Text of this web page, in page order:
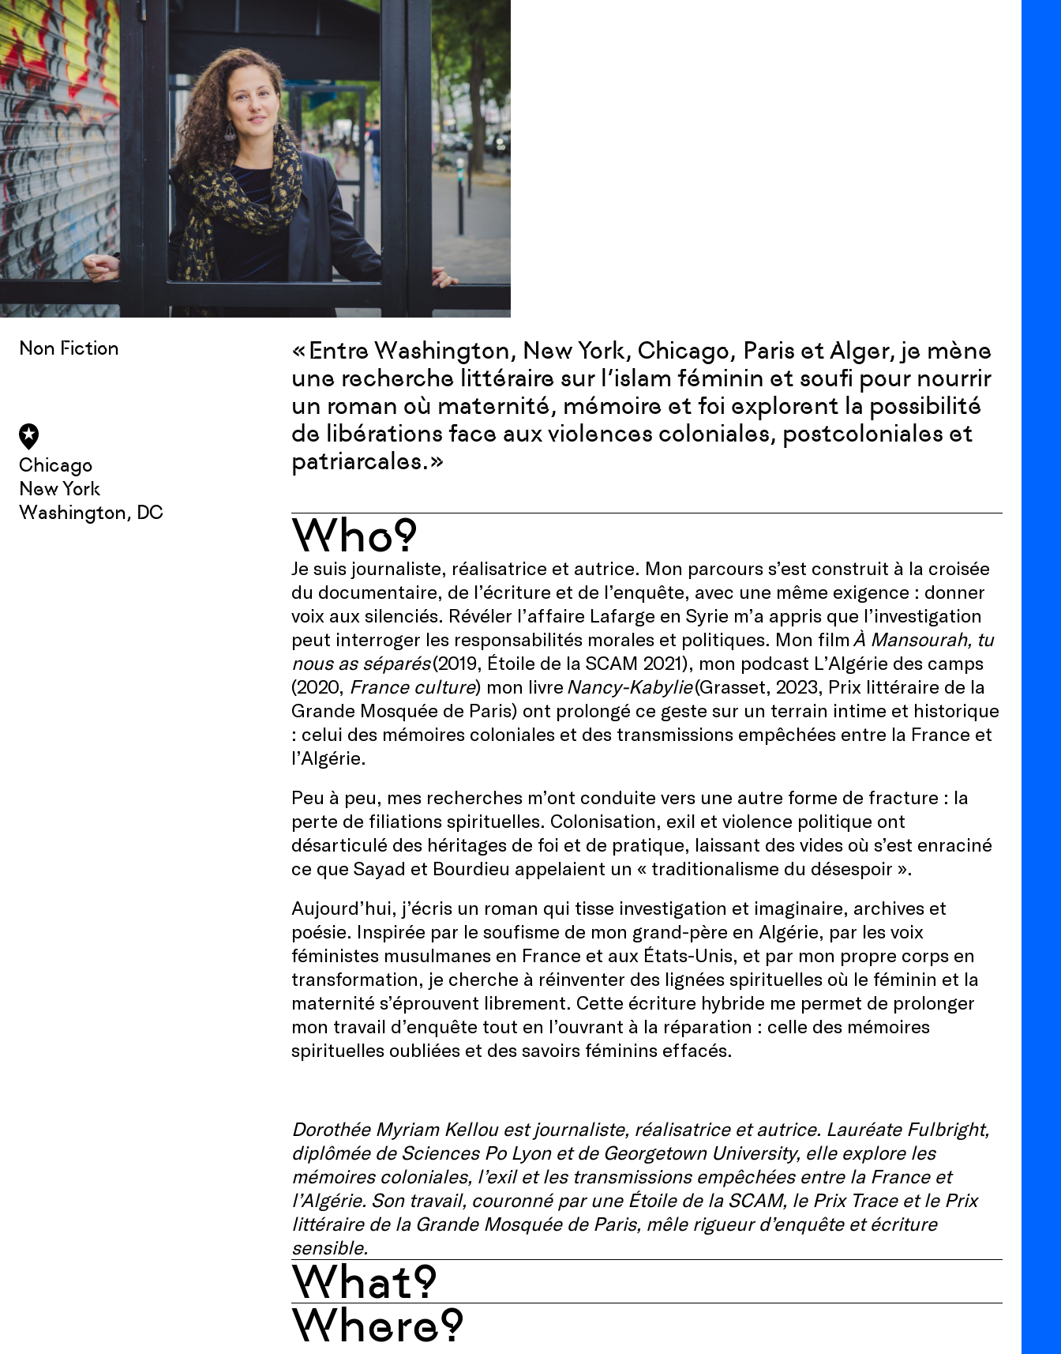
Non Fiction
Chicago
New York
Washington, DC
« Entre Washington, New York, Chicago, Paris et Alger, je mène
une recherche littéraire sur l’islam féminin et soufi pour nourrir
un roman où maternité, mémoire et foi explorent la possibilité
de libérations face aux violences coloniales, postcoloniales et
patriarcales. »
Who?
Je suis journaliste, réalisatrice et autrice. Mon parcours s’est construit à la croisée
du documentaire, de l’écriture et de l’enquête, avec une même exigence : donner
voix aux silenciés. Révéler l’affaire Lafarge en Syrie m’a appris que l’investigation
peut interroger les responsabilités morales et politiques. Mon filmÀ Mansourah, tu
nous as séparés(2019, Étoile de la SCAM 2021), mon podcast L’Algérie des camps
(2020, France culture) mon livre Nancy-Kabylie(Grasset, 2023, Prix littéraire de la
Grande Mosquée de Paris) ont prolongé ce geste sur un terrain intime et historique
: celui des mémoires coloniales et des transmissions empêchées entre la France et
l’Algérie.
Peu à peu, mes recherches m’ont conduite vers une autre forme de fracture : la
perte de filiations spirituelles. Colonisation, exil et violence politique ont
désarticulé des héritages de foi et de pratique, laissant des vides où s’est enraciné
ce que Sayad et Bourdieu appelaient un « traditionalisme du désespoir ».
Aujourd’hui, j’écris un roman qui tisse investigation et imaginaire, archives et
poésie. Inspirée par le soufisme de mon grand-père en Algérie, par les voix
féministes musulmanes en France et aux États-Unis, et par mon propre corps en
transformation, je cherche à réinventer des lignées spirituelles où le féminin et la
maternité s’éprouvent librement. Cette écriture hybride me permet de prolonger
mon travail d’enquête tout en l’ouvrant à la réparation : celle des mémoires
spirituelles oubliées et des savoirs féminins effacés.
Dorothée Myriam Kellou est journaliste, réalisatrice et autrice. Lauréate Fulbright,
diplômée de Sciences Po Lyon et de Georgetown University, elle explore les
mémoires coloniales, l’exil et les transmissions empêchées entre la France et
l’Algérie. Son travail, couronné par une Étoile de la SCAM, le Prix Trace et le Prix
littéraire de la Grande Mosquée de Paris, mêle rigueur d’enquête et écriture
sensible.
What?
Where?